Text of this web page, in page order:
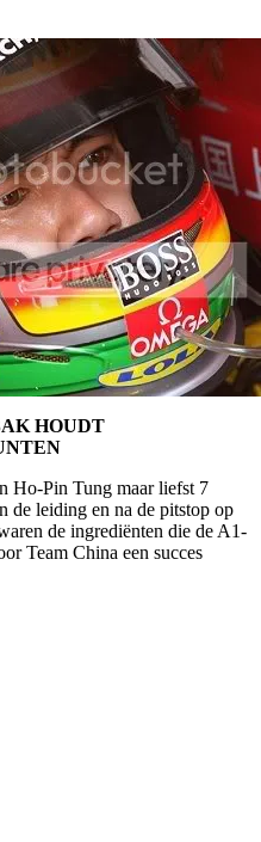
HOUDT
Ho-Pin Tung maar liefst 7
de leiding en na de pitstop op
de ingrediënten die de A1-
Team China een succes